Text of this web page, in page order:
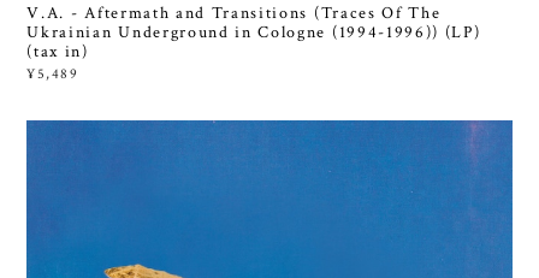
V.A. - Aftermath and Transitions (Traces Of The
Ukrainian Underground in Cologne (1994-1996)) (LP)
(tax in)
¥5,489